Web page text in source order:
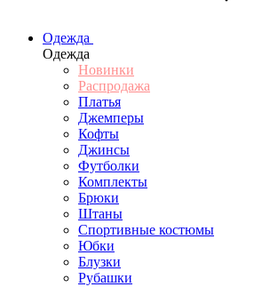
Одежда
Одежда
Новинки
Распродажа
Платья
Джемперы
Кофты
Джинсы
Футболки
Комплекты
Брюки
Штаны
Спортивные костюмы
Юбки
Блузки
Рубашки